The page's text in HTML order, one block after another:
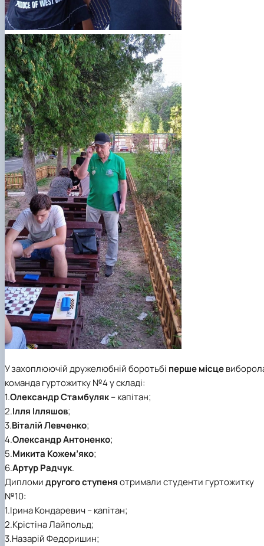
У захоплюючій дружелюбній боротьбі перше місце
команда гуртожитку №4 у складі:
1.Олександр Стамбуляк– капітан;
2.Ілля Ілляшов;
3.Віталій Левченко;
4.Олександр Антоненко;
5.Микита Кожем’яко;
6.Артур Радчук.
Дипломидругого ступеняотримали студенти гуртожитку
№10:
1.Ірина Кондаревич – капітан;
2.Крістіна Лайпольд;
3.Назарій Федоришин;